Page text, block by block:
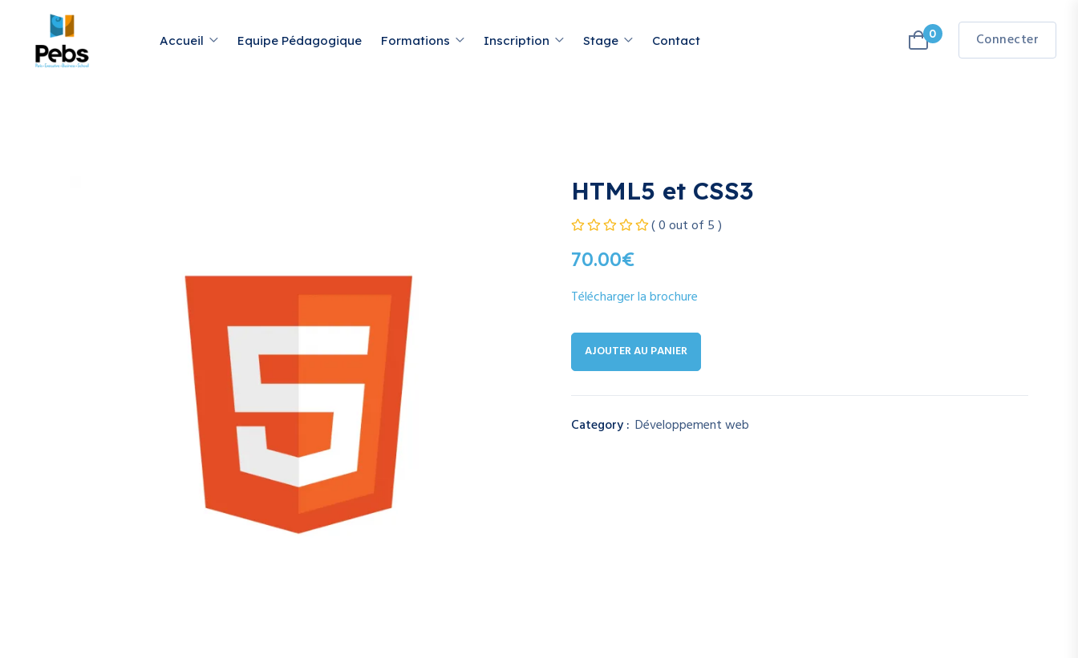
Accueil Equipe Pédagogique Formations Inscription Stage Contact 0 Connecter
HTML5 et CSS3
( 0 out of 5 )
70.00€
Télécharger la brochure
AJOUTER AU PANIER
Category : Développement web